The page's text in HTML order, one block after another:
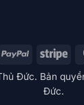
PayPal
Đức. Bản
Đức.